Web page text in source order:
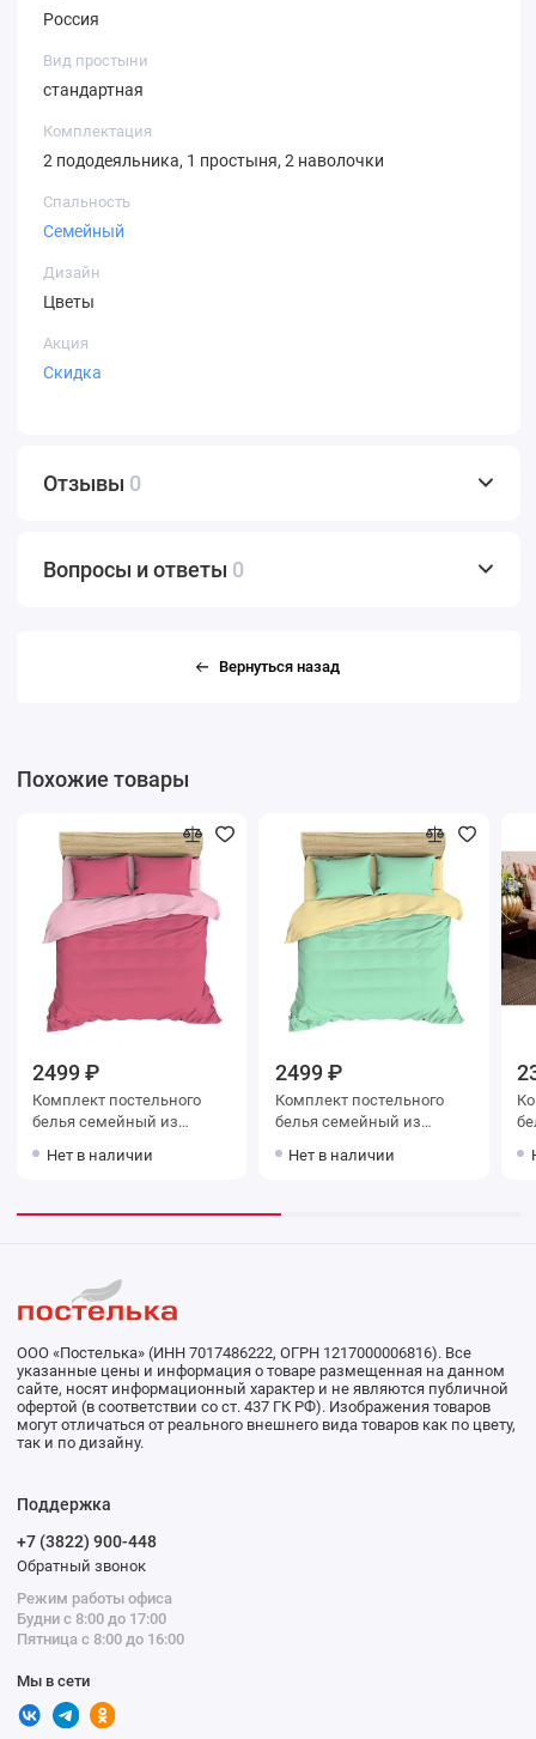
Россия
Вид простыни
стандартная
Комплектация
2 пододеяльника, 1 простыня, 2 наволочки
Спальность
Семейный
Дизайн
Цветы
Акция
Скидка
Отзывы 0
Вопросы и ответы 0
Вернуться назад
Похожие товары
2499 ₽
Комплект постельного
белья семейный из
70х70 2 шт Однотонное
Нет в наличии
2499 ₽
Комплект постельного
белья семейный из
70х70 2 шт Однотонное
Нет в наличии
белья
ООО «Постелька» (ИНН 7017486222, ОГРН 1217000006816). Все
указанные цены и информация о товаре размещенная на данном
сайте, носят информационный характер и не являются публичной
офертой (в соответствии со ст. 437 ГК РФ). Изображения товаров
могут отличаться от реального внешнего вида товаров как по цвету,
так и по дизайну.
Поддержка
+7 (3822) 900-448
Обратный звонок
Режим работы офиса
Будни с 8:00 до 17:00
Пятница с 8:00 до 16:00
Мы в сети